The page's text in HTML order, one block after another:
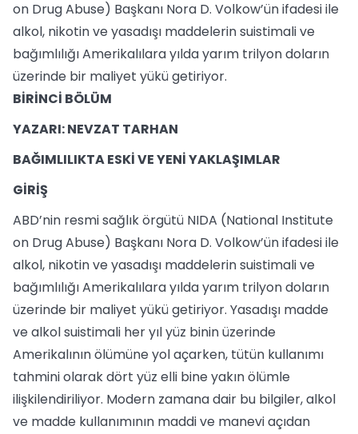
on Drug Abuse) Başkanı Nora D. Volkow’ün ifadesi ile
alkol, nikotin ve yasadışı maddelerin suistimali ve
bağımlılığı Amerikalılara yılda yarım trilyon doların
üzerinde bir maliyet yükü getiriyor.
BİRİNCİ BÖLÜM
YAZARI: NEVZAT TARHAN
BAĞIMLILIKTA ESKİ VE YENİ YAKLAŞIMLAR
GİRİŞ
ABD’nin resmi sağlık örgütü NIDA (National Institute
on Drug Abuse) Başkanı Nora D. Volkow’ün ifadesi ile
alkol, nikotin ve yasadışı maddelerin suistimali ve
bağımlılığı Amerikalılara yılda yarım trilyon doların
üzerinde bir maliyet yükü getiriyor. Yasadışı madde
ve alkol suistimali her yıl yüz binin üzerinde
Amerikalının ölümüne yol açarken, tütün kullanımı
tahmini olarak dört yüz elli bine yakın ölümle
ilişkilendiriliyor. Modern zamana dair bu bilgiler, alkol
ve madde kullanımının maddi ve manevi açıdan